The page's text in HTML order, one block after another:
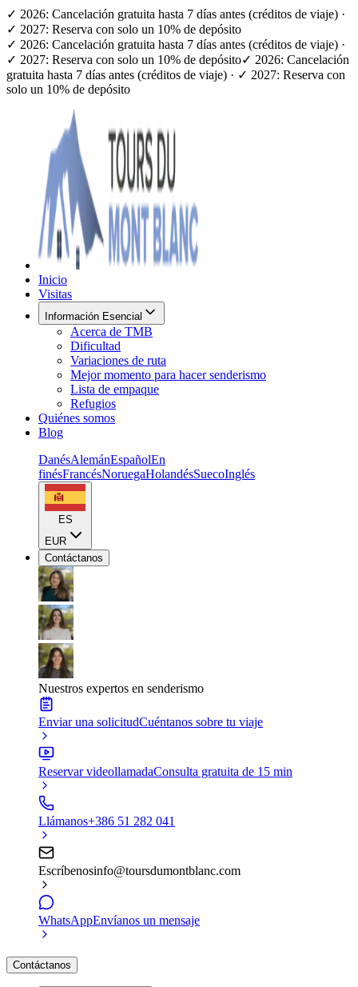
✓ 2026: Cancelación gratuita hasta 7 días antes (créditos de viaje) ·
✓ 2027: Reserva con solo un 10% de depósito
✓ 2026: Cancelación gratuita hasta 7 días antes (créditos de viaje) ·
✓ 2027: Reserva con solo un 10% de depósito✓ 2026: Cancelación
gratuita hasta 7 días antes (créditos de viaje) · ✓ 2027: Reserva con
solo un 10% de depósito
Inicio
Visitas
Información Esencial
Acerca de TMB
Dificultad
Variaciones de ruta
Mejor momento para hacer senderismo
Lista de empaque
Refugios
Quiénes somos
Blog
DanésAlemánEspañolEn
finésFrancésNoruegaHolandésSuecoInglés
ES
EUR
Contáctanos
Nuestros expertos en senderismo
Enviar una solicitudCuéntanos sobre tu viaje
Reservar videollamadaConsulta gratuita de 15 min
Llámanos+386 51 282 041
Escríbenosinfo@toursdumontblanc.com
WhatsAppEnvíanos un mensaje
Contáctanos